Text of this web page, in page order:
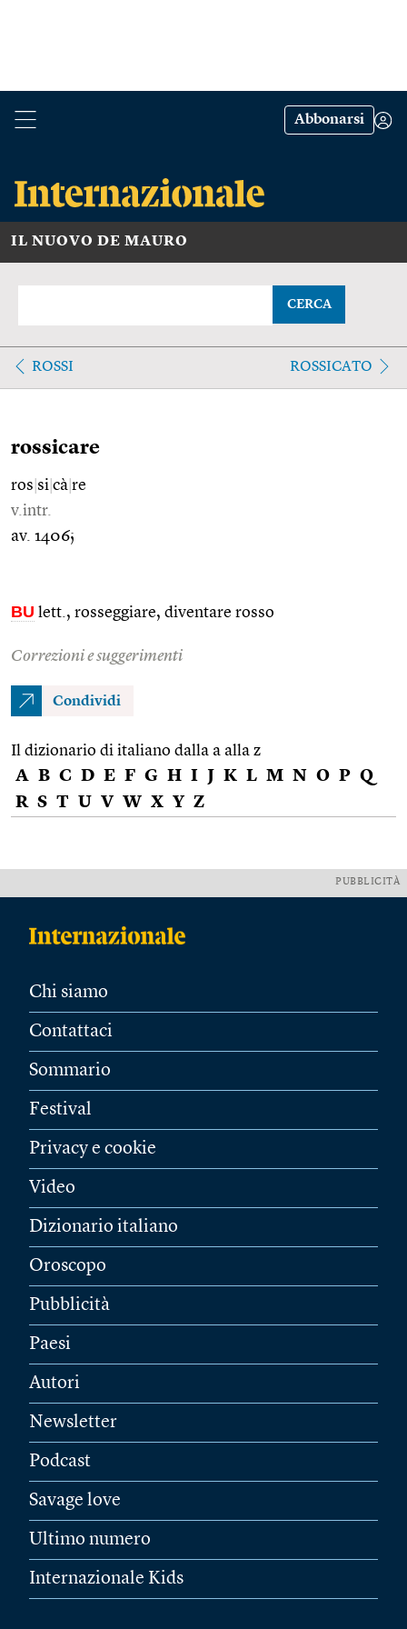
Abbonarsi
IL NUOVO DE MAURO
CERCA
ROSSI ROSSICATO
rossicare
ros si cà re
v.intr.
av. 1406;
BU lett., rosseggiare, diventare rosso
Correzioni e suggerimenti
Condividi
Il dizionario di italiano dalla a alla z
A B C D E F G H I J K L M N O P Q
R S T U V W X Y Z
PUBBLICITÀ
Chi siamo
Contattaci
Sommario
Festival
Privacy e cookie
Video
Dizionario italiano
Oroscopo
Pubblicità
Paesi
Autori
Newsletter
Podcast
Savage love
Ultimo numero
Internazionale Kids